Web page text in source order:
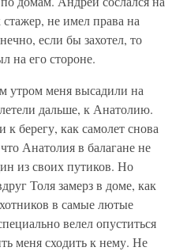
не имел права на
если бы захотел, то
на его стороне.
утром меня высадили на
дальше, к Анатолию.
к берегу, как самолет снова
Анатолия в балагане не
из своих путиков. Но
Толя замерз в доме, как
в самые лютые
велел опуститься
меня сходить к нему. Не